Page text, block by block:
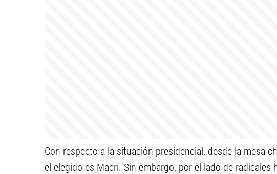
Con respecto a la situación presidencial, desde la mesa
el elegido es Macri. Sin embargo, por el lado de